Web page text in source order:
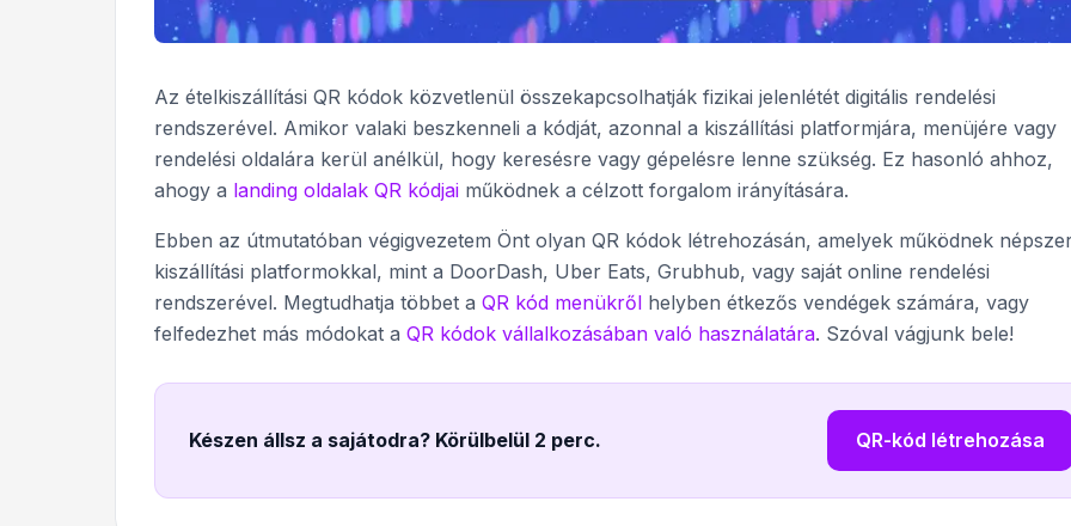
Az ételkiszállítási QR kódok közvetlenül összekapcsolhatják fizikai jelenlétét digitális rendelési
rendszerével. Amikor valaki beszkenneli a kódját, azonnal a kiszállítási platformjára, menüjére vagy
rendelési oldalára kerül anélkül, hogy keresésre vagy gépelésre lenne szükség. Ez hasonló ahhoz,
ahogy a landing oldalak QR kódjai működnek a célzott forgalom irányítására.
Ebben az útmutatóban végigvezetem Önt olyan QR kódok létrehozásán, amelyek működnek
kiszállítási platformokkal, mint a DoorDash, Uber Eats, Grubhub, vagy saját online rendelési
rendszerével. Megtudhatja többet a QR kód menükről helyben étkezős vendégek számára, vagy
felfedezhet más módokat a QR kódok vállalkozásában való használatára. Szóval vágjunk bele!
Készen állsz a sajátodra? Körülbelül 2 perc. QR-kód létrehozása